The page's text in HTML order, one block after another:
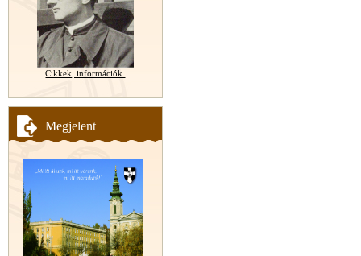
Cikkek, információk
Megjelent